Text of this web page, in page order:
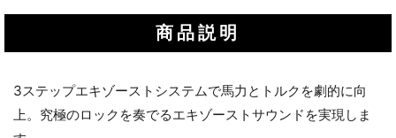
商品説明
3ステップエキゾーストシステムで馬力とトルクを劇的に向
上。究極のロックを奏でるエキゾーストサウンドを実現しま